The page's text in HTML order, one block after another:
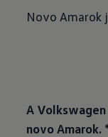
Novo Amarok
A
novo Amarok.